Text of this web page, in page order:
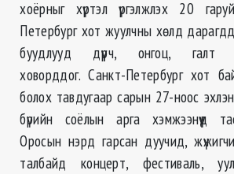
хоёрныг хүртэл үргэлжлэх 20
Петербург хот жуулчны хөлд
буудлууд дүүрч, онгоц, галт
ховорддог. Санкт-Петербург хот
болох тавдугаар сарын 27-ноос
бүрийн соёлын арга хэмжээнүүд
Оросын нэрд гарсан дуучид,
талбайд концерт, фестиваль,